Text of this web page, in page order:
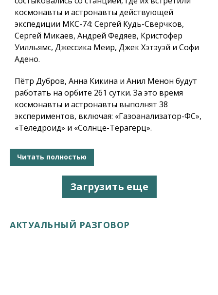
космонавты и астронавты действующей
экспедиции МКС-74: Сергей Кудь-Сверчков,
Сергей Микаев, Андрей Федяев, Кристофер
Уилльямс, Джессика Меир​, Джек Хэтэуэй и Софи
Адено.
Пётр Дубров, Анна Кикина и Анил Менон будут
работать на орбите 261 сутки. За это время
космонавты и астронавты выполнят 38
экспериментов, включая: «Газоанализатор-ФС»,
«Теледроид» и «Солнце-Терагерц».
Читать полностью
Загрузить еще
АКТУАЛЬНЫЙ РАЗГОВОР